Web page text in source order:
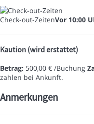
Check-out-ZeitenVor 10:00
Kaution (wird erstattet)
Betrag: 500,00 € /Buchung
zahlen bei Ankunft.
Anmerkungen